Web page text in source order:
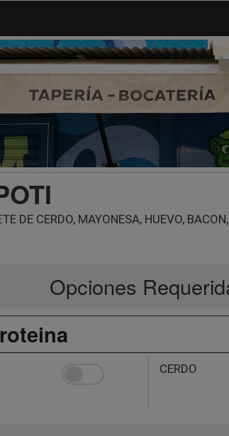
DE CERDO, MAYONESA, HUEVO,
Opciones
CERDO